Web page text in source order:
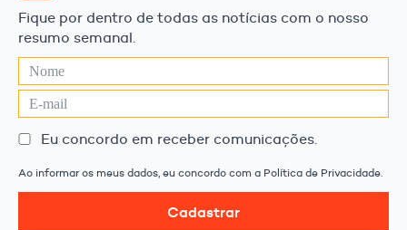
Fique por dentro de todas as notícias com o nosso
resumo semanal.
Eu concordo em receber comunicações.
Ao informar os meus dados, eu concordo com a Política de Privacidade.
Cadastrar